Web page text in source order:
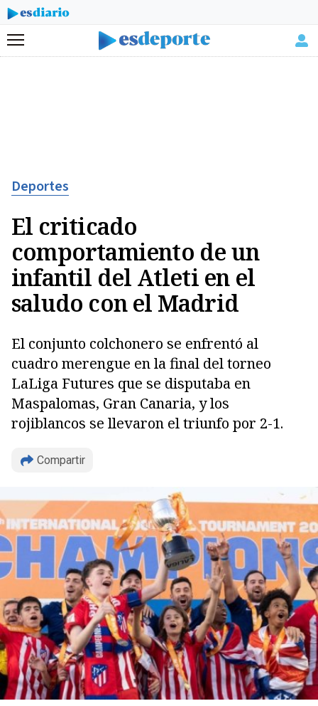
Menú
Deportes
El criticado
comportamiento de un
infantil del Atleti en el
saludo con el Madrid
El conjunto colchonero se enfrentó al
cuadro merengue en la final del torneo
LaLiga Futures que se disputaba en
Maspalomas, Gran Canaria, y los
rojiblancos se llevaron el triunfo por 2-1.
Compartir
Copiar